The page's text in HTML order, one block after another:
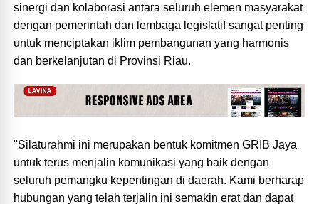
sinergi dan kolaborasi antara seluruh elemen masyarakat
dengan pemerintah dan lembaga legislatif sangat penting
untuk menciptakan iklim pembangunan yang harmonis
dan berkelanjutan di Provinsi Riau.
"Silaturahmi ini merupakan bentuk komitmen GRIB Jaya
untuk terus menjalin komunikasi yang baik dengan
seluruh pemangku kepentingan di daerah. Kami berharap
hubungan yang telah terjalin ini semakin erat dan dapat